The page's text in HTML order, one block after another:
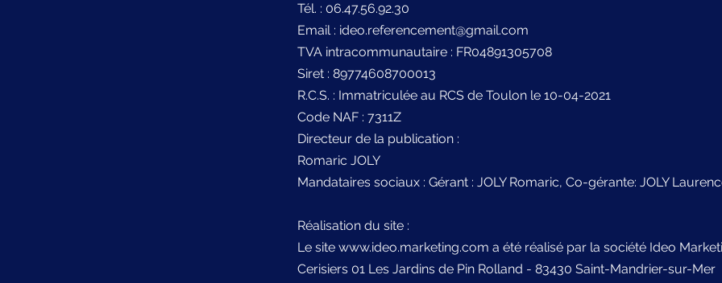
Tél. : 06.47.56.92.30
Email : ideo.referencement@gmail.com
TVA intracommunautaire : FR04891305708
Siret : 89774608700013
R.C.S. : Immatriculée au RCS de Toulon le 10-04-2021
Code NAF : 7311Z
Directeur de la publication :
Romaric JOLY
Mandataires sociaux : Gérant : JOLY Romaric, Co-gérante: JOLY
Réalisation du site :
Le site www.ideo.marketing.com a été réalisé par la société Ideo
Cerisiers 01 Les Jardins de Pin Rolland - 83430 Saint-Mandrier-sur-Mer